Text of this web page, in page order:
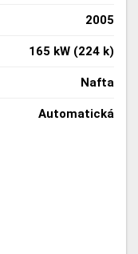
2005
165 kW (224 k)
Nafta
Automatická